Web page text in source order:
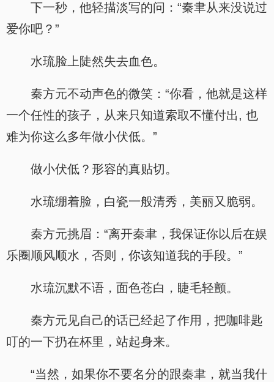
下一秒，他轻描淡写的问：“秦聿从来没说过
爱你吧？”
水琉脸上陡然失去血色。
秦方元不动声色的微笑：“你看，他就是这样
一个任性的孩子，从来只知道索取不懂付出, 也
难为你这么多年做小伏低。”
做小伏低？形容的真贴切。
水琉绷着脸，白瓷一般清秀，美丽又脆弱。
秦方元挑眉：“离开秦聿，我保证你以后在娱
乐圈顺风顺水，否则，你该知道我的手段。”
水琉沉默不语，面色苍白，睫毛轻颤。
秦方元见自己的话已经起了作用，把咖啡匙
叮的一下扔在杯里，站起身来。
“当然，如果你不要名分的跟秦聿，就当我什